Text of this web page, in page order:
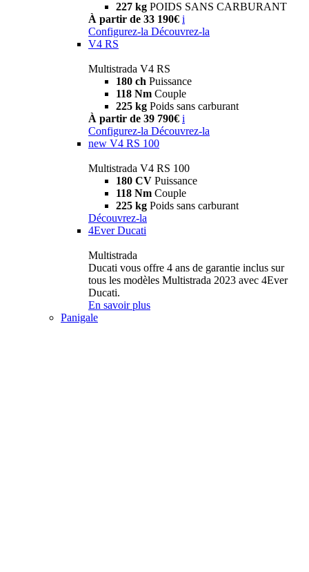
227 kg POIDS SANS CARBURANT
À partir de 33 190€ i
Configurez-la Découvrez-la
V4 RS
Multistrada V4 RS
180 ch Puissance
118 Nm Couple
225 kg Poids sans carburant
À partir de 39 790€ i
Configurez-la Découvrez-la
new V4 RS 100
Multistrada V4 RS 100
180 CV Puissance
118 Nm Couple
225 kg Poids sans carburant
Découvrez-la
4Ever Ducati
Multistrada
Ducati vous offre 4 ans de garantie inclus sur
tous les modèles Multistrada 2023 avec 4Ever
Ducati.
En savoir plus
Panigale